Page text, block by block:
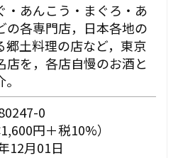
・あんこう・まぐろ・あ
の各専門店，日本各地の
郷土料理の店など，東京
店を，各店自慢のお酒と
0
円＋税10%）
12月01日